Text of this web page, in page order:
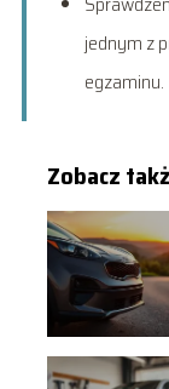
jednym z
egzaminu.
Zobacz